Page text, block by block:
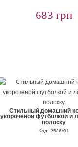
683 грн
Cтильный домашний
укороченой футболкой и
полоску
Код: 2586/01